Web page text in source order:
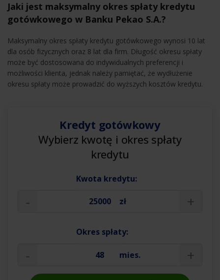
Jaki jest maksymalny okres spłaty kredytu
gotówkowego w Banku Pekao S.A.?
Maksymalny okres spłaty kredytu gotówkowego wynosi 10 lat
dla osób fizycznych oraz 8 lat dla firm. Długość okresu spłaty
może być dostosowana do indywidualnych preferencji i
możliwości klienta, jednak należy pamiętać, że wydłużenie
okresu spłaty może prowadzić do wyższych kosztów kredytu.
Kredyt gotówkowy
Wybierz kwotę i okres spłaty
kredytu
Kwota kredytu:
- zł +
Okres spłaty:
- mies. +